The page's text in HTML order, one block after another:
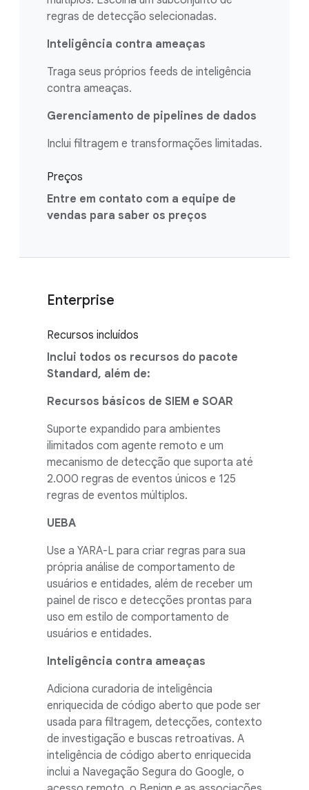
regras de detecção selecionadas.
Inteligência contra ameaças
Traga seus próprios feeds de inteligência
contra ameaças.
Gerenciamento de pipelines de dados
Inclui filtragem e transformações limitadas.
Preços
Entre em contato com a equipe de
vendas para saber os preços
Enterprise
Recursos incluídos
Inclui todos os recursos do pacote
Standard, além de:
Recursos básicos de SIEM e SOAR
Suporte expandido para ambientes
ilimitados com agente remoto e um
mecanismo de detecção que suporta até
2.000 regras de eventos únicos e 125
regras de eventos múltiplos.
UEBA
Use a YARA-L para criar regras para sua
própria análise de comportamento de
usuários e entidades, além de receber um
painel de risco e detecções prontas para
uso em estilo de comportamento de
usuários e entidades.
Inteligência contra ameaças
Adiciona curadoria de inteligência
enriquecida de código aberto que pode ser
usada para filtragem, detecções, contexto
de investigação e buscas retroativas. A
inteligência de código aberto enriquecida
inclui a Navegação Segura do Google, o